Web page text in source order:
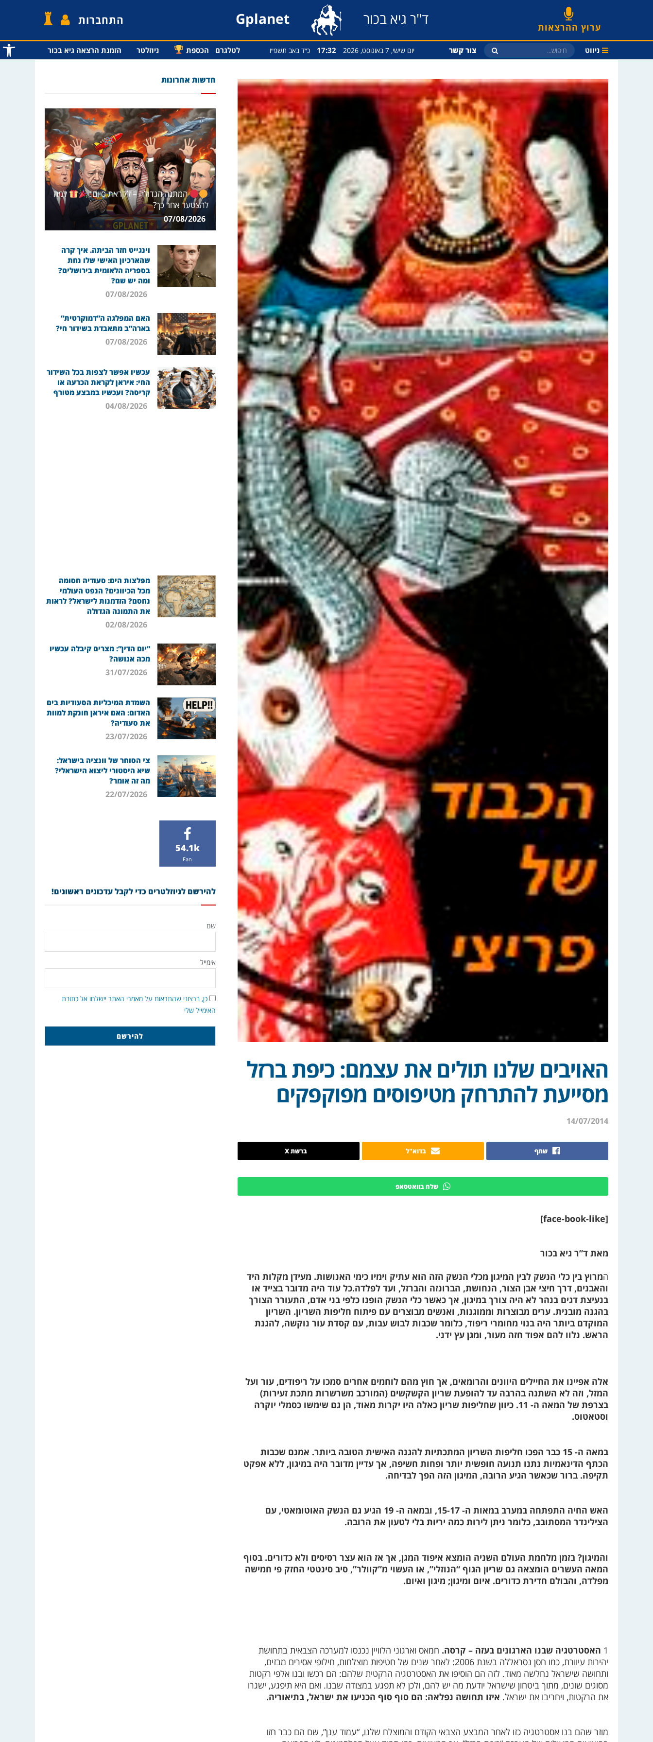
פתח
ערוץ ההרצאות ד"ר גיא בכור Gplanet התחברות
ניווט צור קשר יום שישי, 7 באוגוסט, 2026 17:33 כ״ד באב תשפ״ו לטלגרם הכספת ניוזלטר הזמנת הרצאה גיא בכור
האויבים שלנו תולים את עצמם: כיפת ברזל
מסייעת להתרחק מטיפוסים מפוקפקים
14/07/2014
שתף בדוא"ל ברשת X
שלח בוואטסאפ
[face-book-like]
מאת ד”ר גיא בכור
המרוץ בין כלי הנשק לבין המיגון מכלי הנשק הזה הוא עתיק וימיו כימי האנושות. מעידן מקלות היד
והאבנים, דרך חיצי אבן הצור, הנחושת, הברונזה והברזל, ועד לפלדה.כל עוד היה מדובר בצייד או
בנעיצת דגים בנהר לא היה צורך במיגון, אך כאשר כלי הנשק הופנו כלפי בני אדם, התעורר הצורך
בהגנה מובנית. ערים מבוצרות וממוגנות, ואנשים מבוצרים עם פיתוח חליפות השריון. השריון
המוקדם ביותר היה בנוי מחומרי ריפוד, כלומר שכבות לבוש עבות, עם קסדת עור נוקשה, להגנת
הראש. נלוו להם אפוד חזה מעור, ומגן עץ ידני.
אלה אפיינו את החיילים היוונים והרומאים, אך חוץ מהם לוחמים אחרים סמכו על ריפודים, עור ועל
המזל, וזה לא השתנה בהרבה עד להופעת שריון הקשקשים (המורכב משרשרות מתכת זעירות)
בצרפת של המאה ה- 11. כיוון שחליפות שריון כאלה היו יקרות מאוד, הן גם שימשו כסמלי יוקרה
וסטאטוס.
במאה ה- 15 כבר הפכו חליפות השריון המתכתיות להגנה האישית הטובה ביותר. אמנם שכבות
הכתף הדינאמיות נתנו תנועה חופשית יותר ופחות חשיפה, אך עדיין מדובר היה במיגון, ללא אפקט
תקיפה. ברור שכאשר הגיע הרובה, המיגון הזה הפך לבדיחה.
האש החיה התפתחה במערב במאות ה- 15-17, ובמאה ה- 19 הגיע גם הנשק האוטומאטי, עם
הצילינדר המסתובב, כלומר ניתן לירות כמה יריות בלי לטעון את הרובה.
והמיגון? בזמן מלחמת העולם השניה הומצא איפוד המגן, אך אז הוא עצר רסיסים ולא כדורים. בסוף
המאה העשרים הומצאה גם שריון הגוף “הנוזלי”, או העשוי מ”קוולר”, סיב סינטטי החזק פי חמישה
מפלדה, והבולם חדירת כדורים. איום ומיגון; מיגון ואיום.
1 האסטרטגיה שבנו הארגונים בעזה – קרסה. חמאס וארגוני הלוויין נכנסו למערכה הצבאית בתחושת
יהירות עיוורת, כמו חסן נסראללה בשנת 2006: לאחר שנים של חטיפות מוצלחות, חילופי אסירים מבזים,
ותחושה שישראל נחלשה מאוד. לזה הם הוסיפו את האסטרטגיה הרקטית שלהם: הם רכשו ובנו אלפי רקטות
מסוגים שונים, מתוך ביטחון שישראל יודעת מה יש להם, ולכן לא תפגע במצודה שבנו. ואם היא תיפגע, ישגרו
את הרקטות, ויחריבו את ישראל. איזו תחושה נפלאה: הם סוף סוף הכניעו את ישראל, בתיאוריה.
מוזר שהם בנו אסטרטגיה כזו לאחר המבצע הצבאי הקודם והמוצלח שלנו, “עמוד ענן”, שם הם כבר חזו
חדשות אחרונות
המתנה הגדולה – לקראת סיום!
למה
להצטער אחר כך?
07/08/2026
וינגייט חזר הביתה. איך קרה
שהארכיון האישי שלו נחת
בספריה הלאומית בירושלים?
ומה יש שם?
07/08/2026
האם המפלגה ה”דמוקרטית”
בארה”ב מתאבדת בשידור חי?
07/08/2026
עכשיו אפשר לצפות בכל השידור
החי: איראן לקראת הכרעה או
קריסה? ועכשיו במבצע מטורף
04/08/2026
מפלצות הים: סעודיה חסומה
מכל הכיוונים? הנפט העולמי
נחסם? הזדמנות לישראל? לראות
את התמונה הגדולה
02/08/2026
“יום הדין”: מצרים קיבלה עכשיו
מכה אנושה?
31/07/2026
השמדת המיכליות הסעודיות בים
האדום: האם איראן חונקת למוות
את סעודיה?
23/07/2026
צי הסוחר של וונציה בישראל:
שיא היסטורי ליצוא הישראלי?
מה זה אומר?
22/07/2026
54.1k
Fan
להירשם לניוזלטרים כדי לקבל עדכונים ראשונים!
שם
אימייל
כן, ברצוני שהתראות על מאמרי האתר יישלחו אל כתובת
האימייל שלי